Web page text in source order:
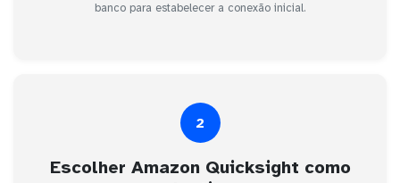
banco para estabelecer a conexão inicial.
2
Escolher Amazon Quicksight como